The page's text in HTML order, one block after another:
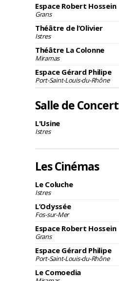
Espace Robert Hossein
Grans
Théâtre de l’Olivier
Istres
Théâtre La Colonne
Miramas
Espace Gérard Philipe
Port-Saint-Louis-du-Rhône
Salle de Concert
L'Usine
Istres
Les Cinémas
Le Coluche
Istres
L’Odyssée
Fos-sur-Mer
Espace Robert Hossein
Grans
Espace Gérard Philipe
Port-Saint-Louis-du-Rhône
Le Comoedia